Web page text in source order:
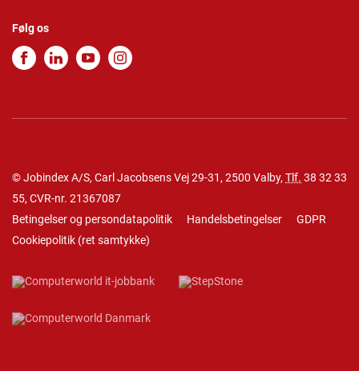
Følg os
© Jobindex A/S, Carl Jacobsens Vej 29-31, 2500 Valby, Tlf. 38 32 33
55, CVR-nr. 21367087
Betingelser og persondatapolitik
Handelsbetingelser
GDPR
Cookiepolitik (ret samtykke)